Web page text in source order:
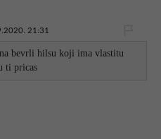
21:31
bevrli hilsu koji ima vlastitu
ti pricas